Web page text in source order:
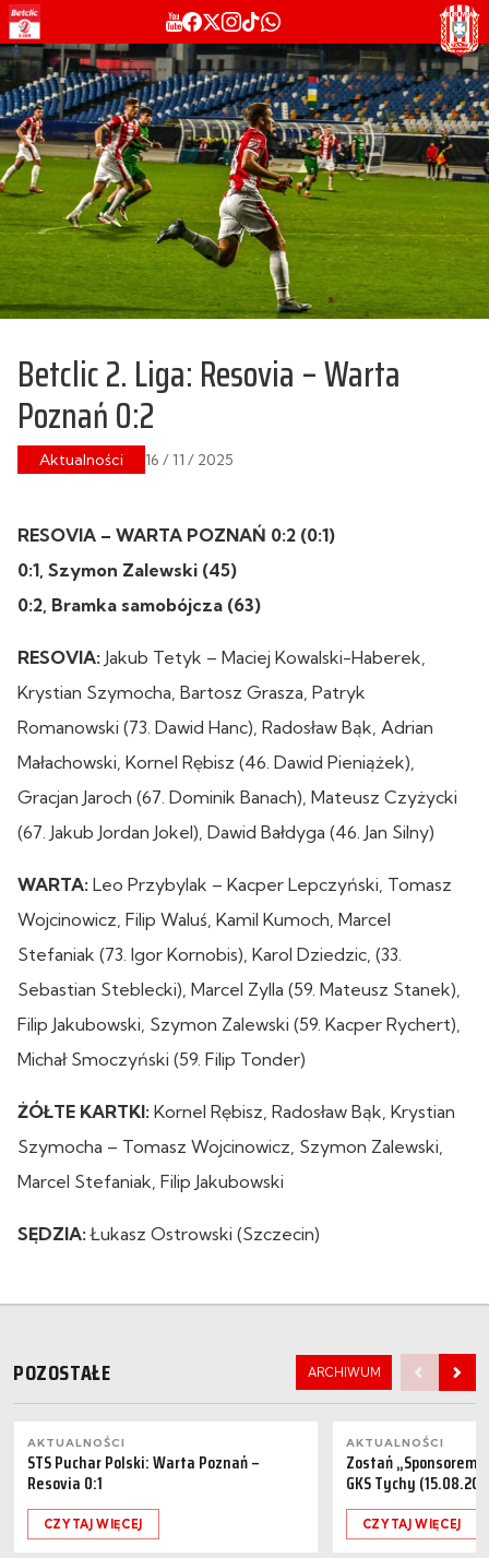
Betclic 2. Liga: Resovia – Warta
Poznań 0:2
Aktualności 16 / 11 / 2025
RESOVIA – WARTA POZNAŃ 0:2 (0:1)
0:1, Szymon Zalewski (45)
0:2, Bramka samobójcza (63)
RESOVIA: Jakub Tetyk – Maciej Kowalski-Haberek,
Krystian Szymocha, Bartosz Grasza, Patryk
Romanowski (73. Dawid Hanc), Radosław Bąk, Adrian
Małachowski, Kornel Rębisz (46. Dawid Pieniążek),
Gracjan Jaroch (67. Dominik Banach), Mateusz Czyżycki
(67. Jakub Jordan Jokel), Dawid Bałdyga (46. Jan Silny)
WARTA: Leo Przybylak – Kacper Lepczyński, Tomasz
Wojcinowicz, Filip Waluś, Kamil Kumoch, Marcel
Stefaniak (73. Igor Kornobis), Karol Dziedzic, (33.
Sebastian Steblecki), Marcel Zylla (59. Mateusz Stanek),
Filip Jakubowski, Szymon Zalewski (59. Kacper Rychert),
Michał Smoczyński (59. Filip Tonder)
ŻÓŁTE KARTKI: Kornel Rębisz, Radosław Bąk, Krystian
Szymocha – Tomasz Wojcinowicz, Szymon Zalewski,
Marcel Stefaniak, Filip Jakubowski
SĘDZIA:Łukasz Ostrowski (Szczecin)
POZOSTAŁE ARCHIWUM
AKTUALNOŚCI
STS Puchar Polski: Warta Poznań –
Resovia 0:1
CZYTAJ WIĘCEJ
AKTUALNOŚCI
Zostań „Sponsorem
GKS Tychy
CZYTAJ WIĘCEJ